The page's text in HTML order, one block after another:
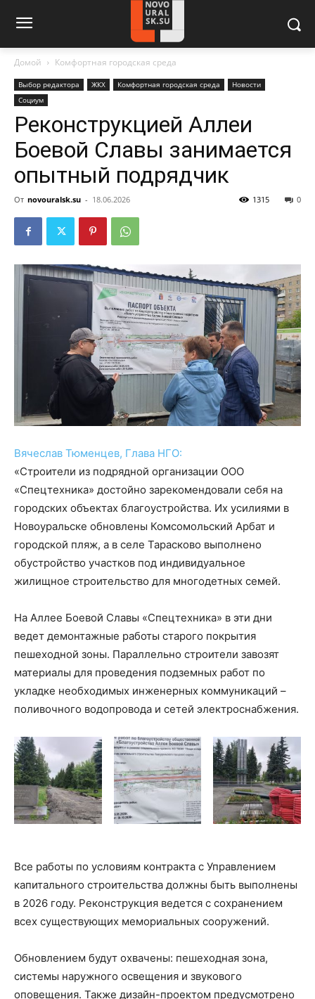
Домой Комфортная городская среда
Выбор редактора ЖКХ Комфортная городская среда
Новости
Социум
Реконструкцией Аллеи
Боевой Славы занимается
опытный подрядчик
От novouralsk.su - 18.06.2026 0
1315
Вячеслав Тюменцев, Глава НГО:
«Строители из подрядной организации ООО
«Спецтехника» достойно зарекомендовали себя на
городских объектах благоустройства. Их усилиями в
Новоуральске обновлены Комсомольский Арбат и
городской пляж, а в селе Тарасково выполнено
обустройство участков под индивидуальное
жилищное строительство для многодетных семей.
На Аллее Боевой Славы «Спецтехника» в эти дни
ведет демонтажные работы старого покрытия
пешеходной зоны. Параллельно строители завозят
материалы для проведения подземных работ по
укладке необходимых инженерных коммуникаций –
поливочного водопровода и сетей электроснабжения.
Все работы по условиям контракта с Управлением
капитального строительства должны быть выполнены
в 2026 году. Реконструкция ведется с сохранением
всех существующих мемориальных сооружений.
Обновлением будут охвачены: пешеходная зона,
системы наружного освещения и звукового
оповещения. Также дизайн-проектом предусмотрено